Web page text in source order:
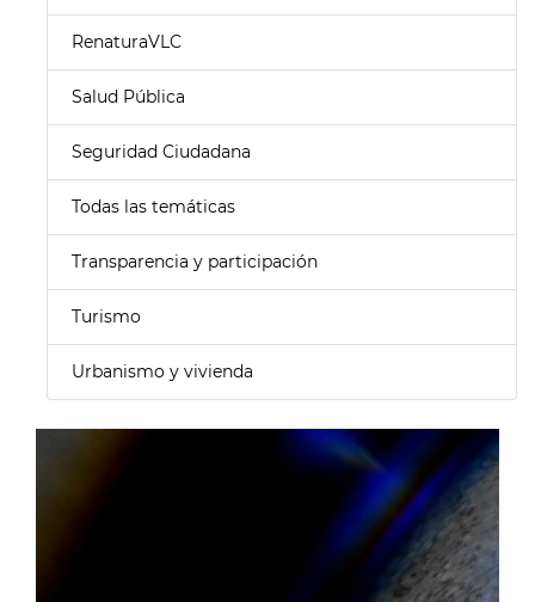
RenaturaVLC
Salud Pública
Seguridad Ciudadana
Todas las temáticas
Transparencia y participación
Turismo
Urbanismo y vivienda